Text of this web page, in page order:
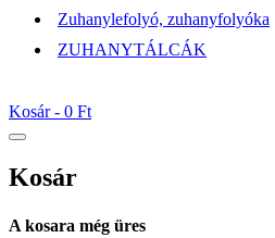
Zuhanylefolyó, zuhanyfolyóka
ZUHANYTÁLCÁK
Kosár - 0 Ft
Kosár
A kosara még üres